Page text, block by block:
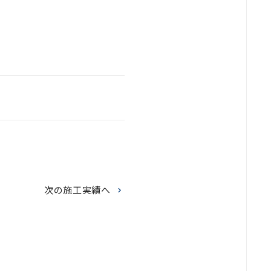
次の施工実績へ